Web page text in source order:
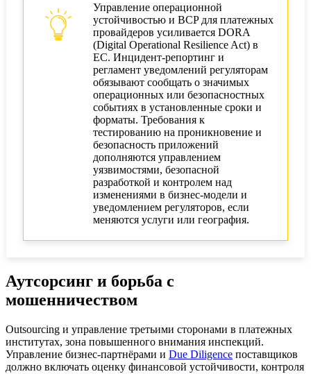
Управление операционной
устойчивостью и BCP для платежных
провайдеров усиливается DORA
(Digital Operational Resilience Act) в
ЕС. Инцидент‑репортинг и
регламент уведомлений регуляторам
обязывают сообщать о значимых
операционных или безопасностных
событиях в установленные сроки и
форматы. Требования к
тестированию на проникновение и
безопасность приложений
дополняются управлением
уязвимостями, безопасной
разработкой и контролем над
изменениями в бизнес‑модели и
уведомлением регуляторов, если
меняются услуги или география.
Аутсорсинг и борьба с
мошенничеством
Outsourcing и управление третьими сторонами в платежных
институтах, зона повышенного внимания инспекций.
Управление бизнес‑партнёрами и Due Diligence поставщиков
должно включать оценку финансовой устойчивости, контроля